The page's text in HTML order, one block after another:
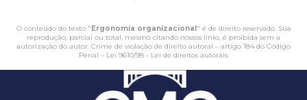
O conteúdo do texto "Ergonomia organizacional" é de direito reservado. Sua
reprodução, parcial ou total, mesmo citando nossos links, é proibida sem a
autorização do autor. Crime de violação de direito autoral – artigo 184 do Código
Penal – Lei 9610/98 - Lei de direitos autorais.